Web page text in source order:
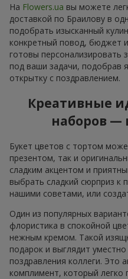
На Flowers.ua вы можете
доставкой по Браилову в
подобрать изысканный
конкретный повод, бюджет
готовы персонализировать
под ваши задачи, подобрав
открытку с поздравлением.
Креативные
наборов —
Букет цветов с тортом
презентом, так и
сладким акцентом и
выбрать сладкий сюрприз к
нашими советами, или
Один из популярных
флористика в спокойной
нежным кремом. Такой
подарок и выглядит уместно
поздравления коллеги. Это
комплимент, который легко